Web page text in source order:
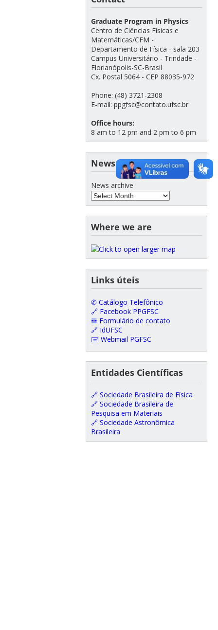
Graduate Program in Physics
Centro de Ciências Físicas e
Matemáticas/CFM -
Departamento de Física - sala 203
Campus Universitário - Trindade -
Florianópolis-SC-Brasil
Cx. Postal 5064 - CEP 88035-972
Phone: (48) 3721-2308
E-mail: ppgfsc@contato.ufsc.br
Office hours:
8 am to 12 pm and 2 pm to 6 pm
News archive
News archive
Where we are
Links úteis
✆ Catálogo Telefônico
🔗 Facebook PPGFSC
𝌕 Formulário de contato
🔗 IdUFSC
🖃 Webmail PGFSC
Entidades Científicas
🔗 Sociedade Brasileira de Física
🔗 Sociedade Brasileira de
Pesquisa em Materiais
🔗 Sociedade Astronômica
Brasileira